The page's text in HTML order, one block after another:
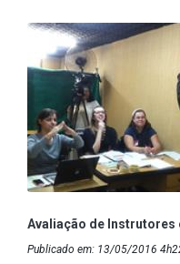
Avaliação de Instrutores
Publicado em: 13/05/2016